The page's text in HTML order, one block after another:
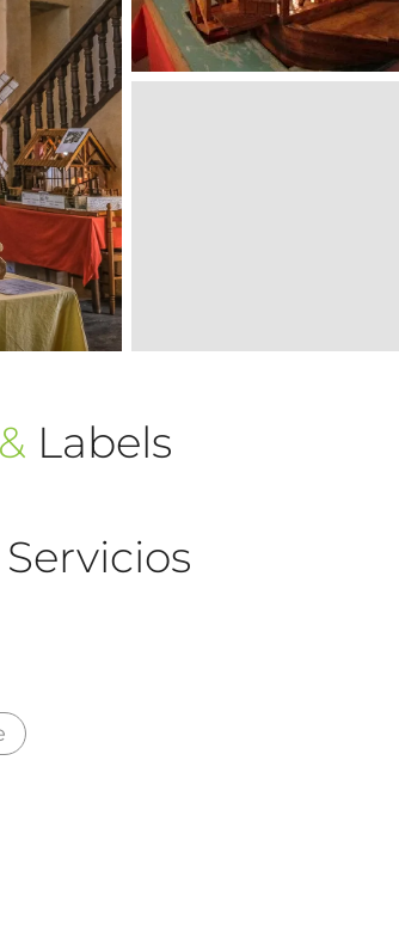
& Labels